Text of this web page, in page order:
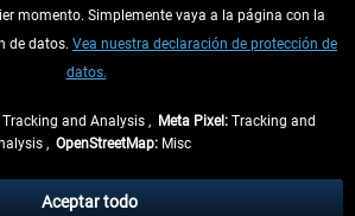
si no se describe lo contrario
momento. Simplemente vaya a la página con la
de datos. Vea nuestra declaración de protección de
datos.
Tracking and Analysis , Meta Pixel: Tracking and
, OpenStreetMap:Misc
Aceptar todo